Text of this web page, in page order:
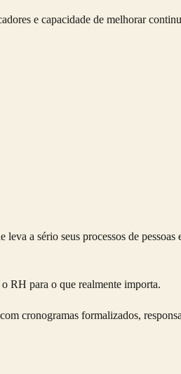
e capacidade de melhorar
a sério seus processos de pessoas
RH para o que realmente importa.
cronogramas formalizados,